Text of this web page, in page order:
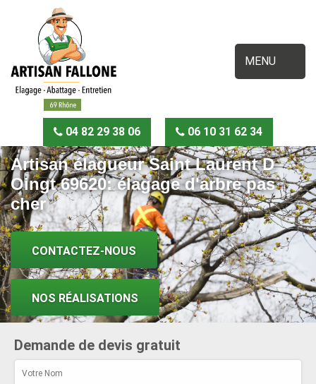
MENU
04 82 29 38 06 06 10 31 62 34
Artisan élagueur Saint Laurent D
Oingt 69620: élagage d'arbre pas
cher
CONTACTEZ-NOUS
NOS RÉALISATIONS
Demande de devis gratuit